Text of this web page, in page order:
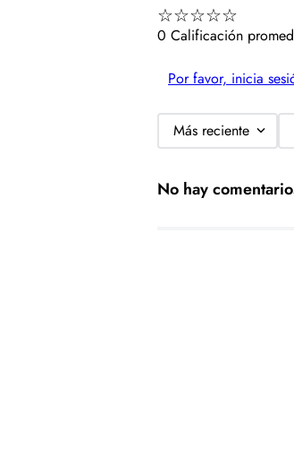
☆☆☆☆☆
0 Calificación
Por favor, inicia
Más reciente
No hay